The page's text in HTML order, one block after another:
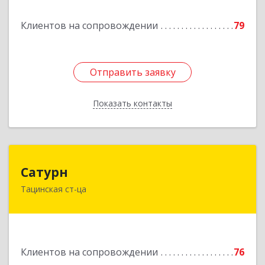
Клиентов на сопровождении 79
Отправить заявку
Показать контакты
Отправить заявку
Назад
Сатурн
Тацинская ст-ца
Клиентов на сопровождении 76
347060, Ростовская область, Тацинский район,